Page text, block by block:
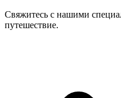
Свяжитесь с нашими
путешествие.